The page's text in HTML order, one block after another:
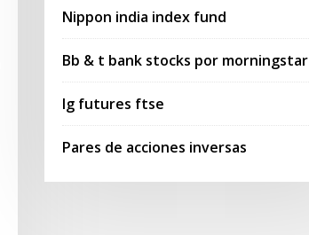
Nippon india index fund
Bb & t bank stocks por morningstar
Ig futures ftse
Pares de acciones inversas